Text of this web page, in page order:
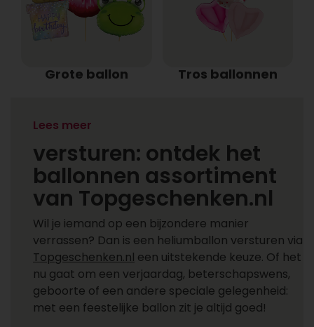
Grote ballon Tros ballonnen
Heliumballonnen
versturen: ontdek het
ballonnen assortiment
van Topgeschenken.nl
Wil je iemand op een bijzondere manier
verrassen? Dan is een heliumballon versturen via
Topgeschenken.nl een uitstekende keuze. Of het
nu gaat om een verjaardag, beterschapswens,
geboorte of een andere speciale gelegenheid:
met een feestelijke ballon zit je altijd goed!
Lees meer